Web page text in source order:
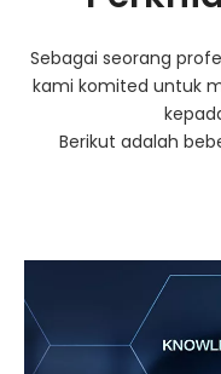
Sebagai seorang
kami komited untuk
Berikut adalah